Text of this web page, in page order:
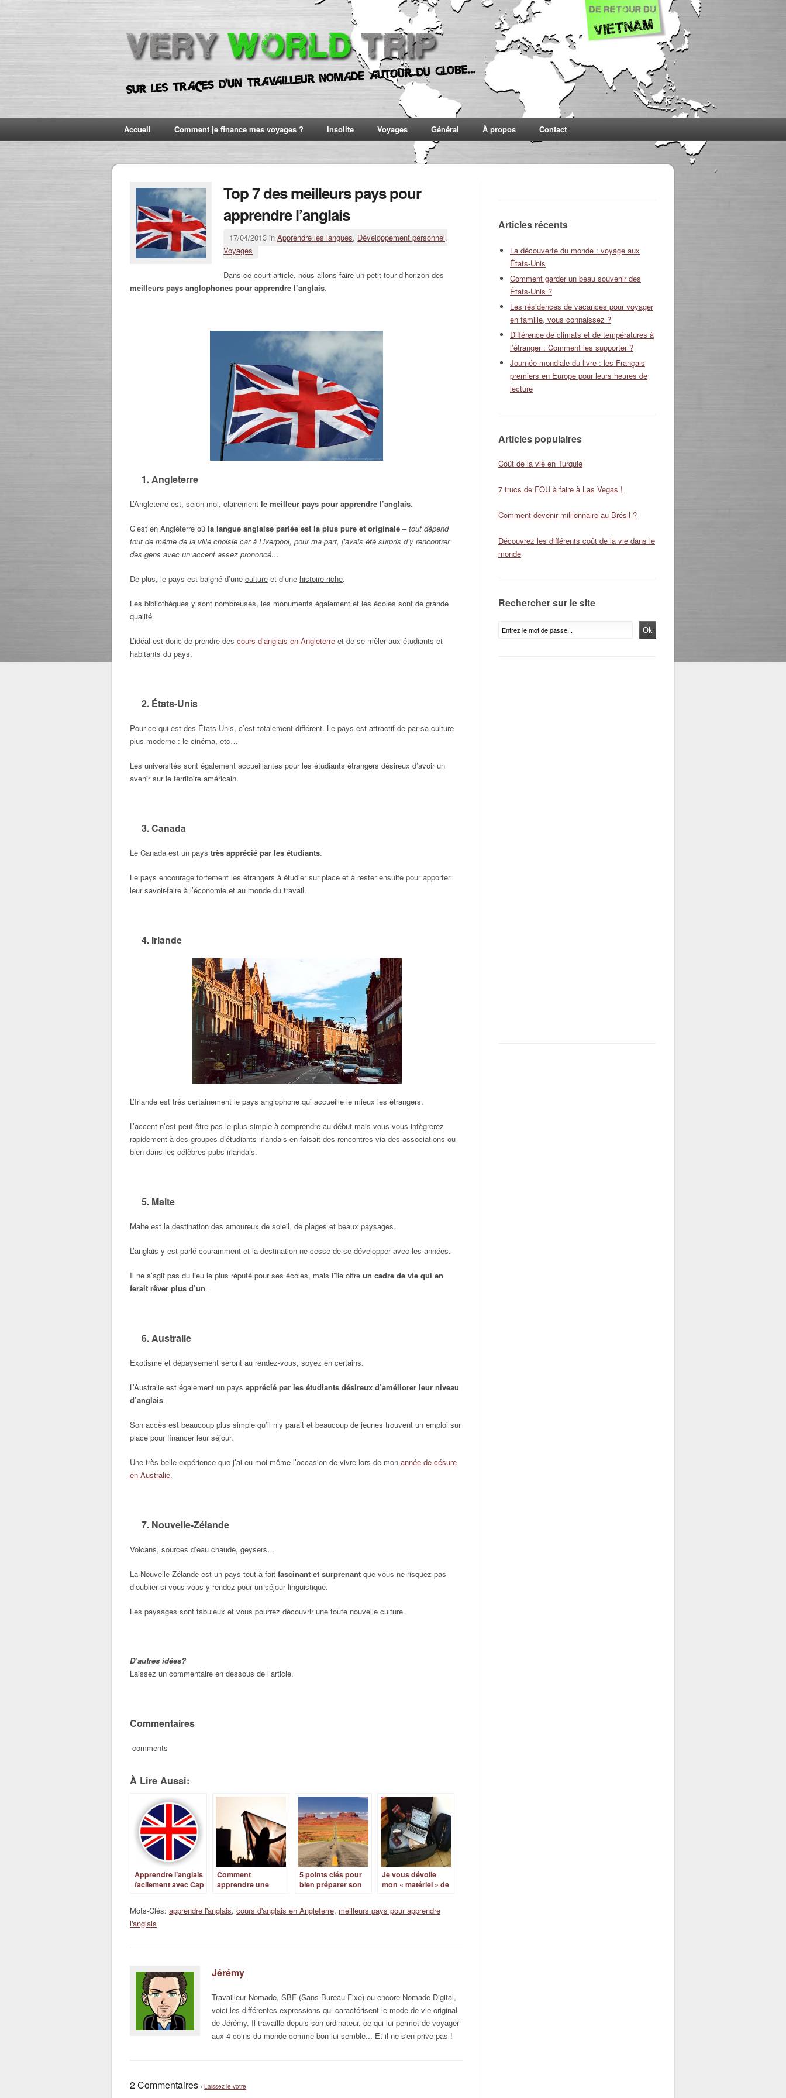
Accueil Comment je finance mes voyages ? Insolite Voyages Général À propos Contact
Top 7 des meilleurs pays pour
apprendre l’anglais
17/04/2013 in Apprendre les langues, Développement personnel,
Voyages
Dans ce court article, nous allons faire un petit tour d’horizon des
meilleurs pays anglophones pour apprendre l’anglais.
1. Angleterre
L’Angleterre est, selon moi, clairement le meilleur pays pour apprendre l’anglais.
C’est en Angleterre où la langue anglaise parlée est la plus pure et originale –tout dépend
tout de même de la ville choisie car à Liverpool, pour ma part, j’avais été surpris d’y rencontrer
des gens avec un accent assez prononcé…
De plus, le pays est baigné d’une culture et d’une histoire riche.
Les bibliothèques y sont nombreuses, les monuments également et les écoles sont de grande
qualité.
L’idéal est donc de prendre des cours d’anglais en Angleterre et de se mêler aux étudiants et
habitants du pays.
2. États-Unis
Pour ce qui est des États-Unis, c’est totalement différent. Le pays est attractif de par sa culture
plus moderne : le cinéma, etc…
Les universités sont également accueillantes pour les étudiants étrangers désireux d’avoir un
avenir sur le territoire américain.
3. Canada
Le Canada est un pays très apprécié par les étudiants.
Le pays encourage fortement les étrangers à étudier sur place et à rester ensuite pour apporter
leur savoir-faire à l’économie et au monde du travail.
4. Irlande
L’Irlande est très certainement le pays anglophone qui accueille le mieux les étrangers.
L’accent n’est peut être pas le plus simple à comprendre au début mais vous vous intègrerez
rapidement à des groupes d’étudiants irlandais en faisait des rencontres via des associations ou
bien dans les célèbres pubs irlandais.
5. Malte
Malte est la destination des amoureux de soleil, de plages et beaux paysages.
L’anglais y est parlé couramment et la destination ne cesse de se développer avec les années.
Il ne s’agit pas du lieu le plus réputé pour ses écoles, mais l’île offre un cadre de vie qui en
ferait rêver plus d’un.
6. Australie
Exotisme et dépaysement seront au rendez-vous, soyez en certains.
L’Australie est également un pays apprécié par les étudiants désireux d’améliorer leur niveau
d’anglais.
Son accès est beaucoup plus simple qu’il n’y parait et beaucoup de jeunes trouvent un emploi sur
place pour financer leur séjour.
Une très belle expérience que j’ai eu moi-même l’occasion de vivre lors de mon année de césure
en Australie.
7. Nouvelle-Zélande
Volcans, sources d’eau chaude, geysers…
La Nouvelle-Zélande est un pays tout à fait fascinant et surprenant que vous ne risquez pas
d’oublier si vous vous y rendez pour un séjour linguistique.
Les paysages sont fabuleux et vous pourrez découvrir une toute nouvelle culture.
D’autres idées?
Laissez un commentaire en dessous de l’article.
Commentaires
comments
À Lire Aussi:
Apprendre l’anglais
facilement avec Cap
Comment
apprendre une
5 points clés pour
bien préparer son
Je vous dévoile
mon « matériel » de
Mots-Clés: apprendre l'anglais, cours d'anglais en Angleterre, meilleurs pays pour apprendre
l'anglais
Jérémy
Travailleur Nomade, SBF (Sans Bureau Fixe) ou encore Nomade Digital,
voici les différentes expressions qui caractérisent le mode de vie original
de Jérémy. Il travaille depuis son ordinateur, ce qui lui permet de voyager
aux 4 coins du monde comme bon lui semble... Et il ne s'en prive pas !
2 Commentaires › Laissez le votre
Articles récents
La découverte du monde : voyage aux
États-Unis
Comment garder un beau souvenir des
États-Unis ?
Les résidences de vacances pour voyager
en famille, vous connaissez ?
Différence de climats et de températures à
l’étranger : Comment les supporter ?
Journée mondiale du livre : les Français
premiers en Europe pour leurs heures de
lecture
Articles populaires
Coût de la vie en Turquie
7 trucs de FOU à faire à Las Vegas !
Comment devenir millionnaire au Brésil ?
Découvrez les différents coût de la vie dans le
monde
Rechercher sur le site